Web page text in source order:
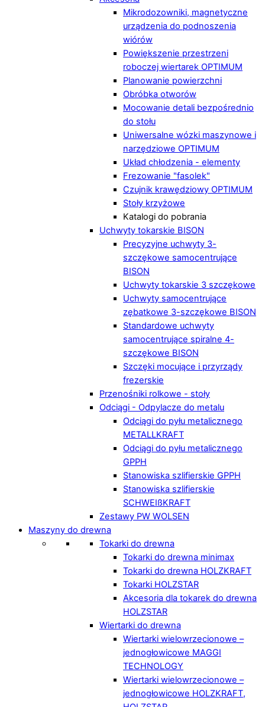
Mikrodozowniki, magnetyczne
urządzenia do podnoszenia
wiórów
Powiększenie przestrzeni
roboczej wiertarek OPTIMUM
Planowanie powierzchni
Obróbka otworów
Mocowanie detali bezpośrednio
do stołu
Uniwersalne wózki maszynowe i
narzędziowe OPTIMUM
Układ chłodzenia - elementy
Frezowanie "fasolek"
Czujnik krawędziowy OPTIMUM
Stoły krzyżowe
Katalogi do pobrania
Uchwyty tokarskie BISON
Precyzyjne uchwyty 3-
szczękowe samocentrujące
BISON
Uchwyty tokarskie 3 szczękowe
Uchwyty samocentrujące
zębatkowe 3-szczękowe BISON
Standardowe uchwyty
samocentrujące spiralne 4-
szczękowe BISON
Szczęki mocujące i przyrządy
frezerskie
Przenośniki rolkowe - stoły
Odciągi - Odpylacze do metalu
Odciągi do pyłu metalicznego
METALLKRAFT
Odciągi do pyłu metalicznego
GPPH
Stanowiska szlifierskie GPPH
Stanowiska szlifierskie
SCHWEIßKRAFT
Zestawy PW WOLSEN
Maszyny do drewna
Tokarki do drewna
Tokarki do drewna minimax
Tokarki do drewna HOLZKRAFT
Tokarki HOLZSTAR
Akcesoria dla tokarek do drewna
HOLZSTAR
Wiertarki do drewna
Wiertarki wielowrzecionowe –
jednogłowicowe MAGGI
TECHNOLOGY
Wiertarki wielowrzecionowe –
jednogłowicowe HOLZKRAFT,